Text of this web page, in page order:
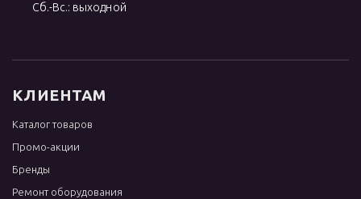
Сб.-Вс.: выходной
КЛИЕНТАМ
Каталог товаров
Промо-акции
Бренды
Ремонт оборудования